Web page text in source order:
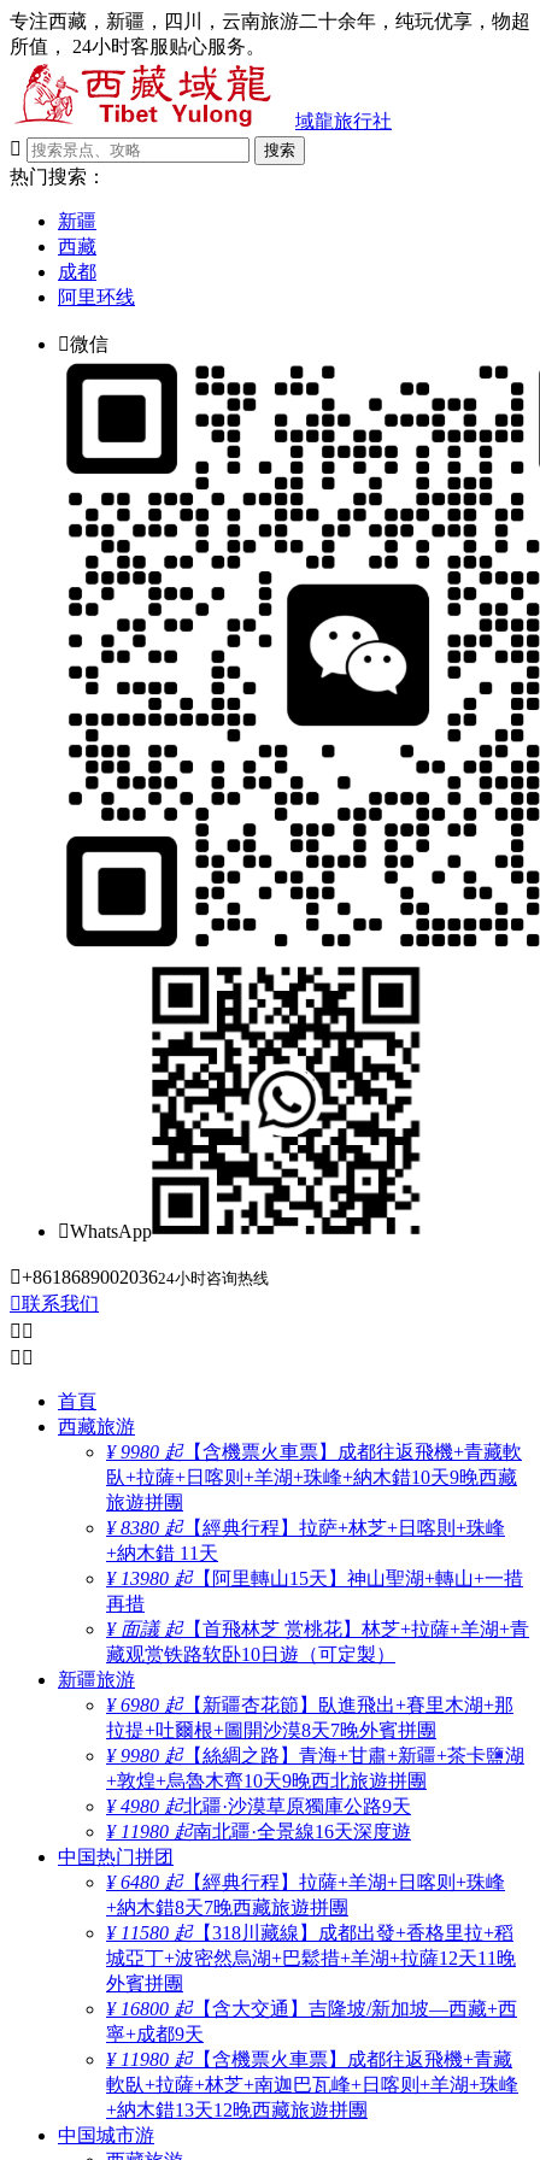
专注西藏，新疆，四川，云南旅游二十余年，纯玩优享，物超
所值， 24小时客服贴心服务。
域龍旅行社

搜索
热门搜索：
新疆
西藏
成都
阿里环线
微信
WhatsApp
+861868900203624小时咨询热线
联系我们
 
 
首頁
西藏旅游
¥ 9980 起【含機票火車票】成都往返飛機+青藏軟
臥+拉薩+日喀则+羊湖+珠峰+納木錯10天9晚西藏
旅遊拼團
¥ 8380 起【經典行程】拉萨+林芝+日喀則+珠峰
+納木錯 11天
¥ 13980 起【阿里轉山15天】神山聖湖+轉山+一措
再措
¥ 面議 起【首飛林芝 赏桃花】林芝+拉薩+羊湖+青
藏观赏铁路软卧10日遊（可定製）
新疆旅游
¥ 6980 起【新疆杏花節】臥進飛出+賽里木湖+那
拉提+吐爾根+圖開沙漠8天7晚外賓拼團
¥ 9980 起【絲綢之路】青海+甘肅+新疆+茶卡鹽湖
+敦煌+烏魯木齊10天9晚西北旅遊拼團
¥ 4980 起北疆·沙漠草原獨庫公路9天
¥ 11980 起南北疆·全景線16天深度遊
中国热门拼团
¥ 6480 起【經典行程】拉薩+羊湖+日喀则+珠峰
+納木錯8天7晚西藏旅遊拼團
¥ 11580 起【318川藏線】成都出發+香格里拉+稻
城亞丁+波密然烏湖+巴鬆措+羊湖+拉薩12天11晚
外賓拼團
¥ 16800 起【含大交通】吉隆坡/新加坡—西藏+西
寧+成都9天
¥ 11980 起【含機票火車票】成都往返飛機+青藏
軟臥+拉薩+林芝+南迦巴瓦峰+日喀则+羊湖+珠峰
+納木錯13天12晚西藏旅遊拼團
中国城市游